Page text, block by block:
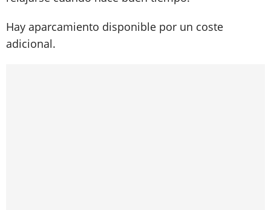
Hay aparcamiento disponible por un coste
adicional.